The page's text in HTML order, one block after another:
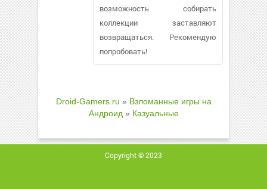
возможность собирать
коллекции заставляют
возвращаться. Рекомендую
попробовать!
Droid-Gamers.ru » Взломанные игры на
Андроид » Казуальные
Copyright © 2023